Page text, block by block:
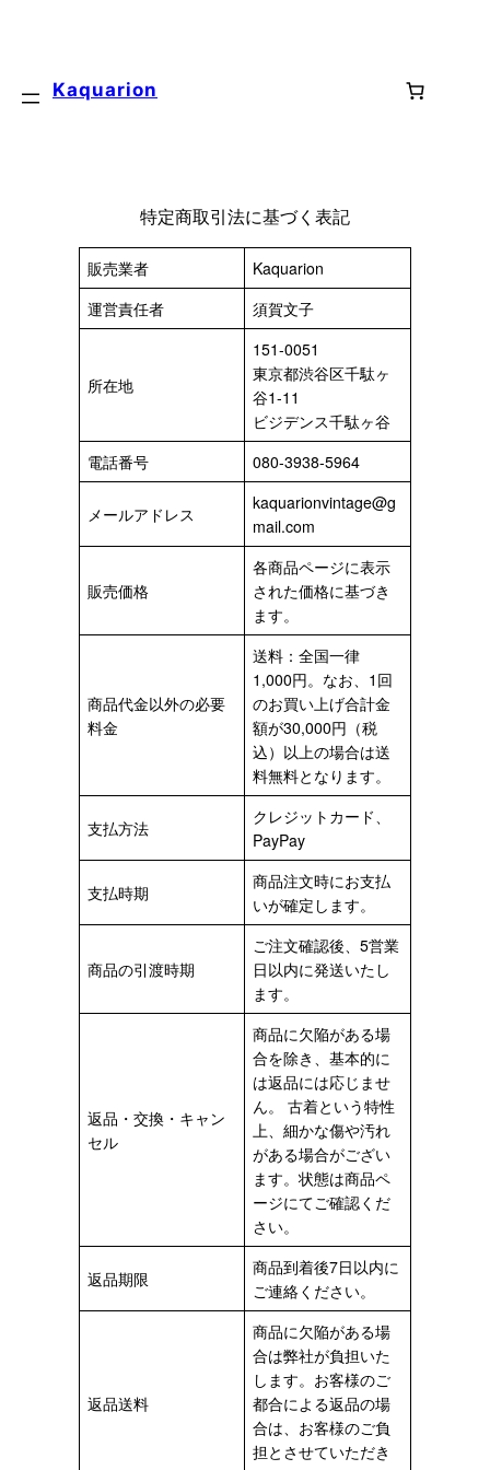
ス
Kaquarion
特定商取引法に基づく表記
販売業者
Kaquarion
運営責任者
須賀文子
所在地
151-0051
東京都渋谷区千駄ヶ
谷1-11
ビジデンス千駄ヶ谷
電話番号
080-3938-5964
メールアドレス
kaquarionvintage@g
mail.com
販売価格
各商品ページに表示
された価格に基づき
ます。
商品代金以外の必要
料金
送料：全国一律
1,000円。なお、1回
のお買い上げ合計金
額が30,000円（税
込）以上の場合は送
料無料となります。
支払方法
クレジットカード、
PayPay
支払時期
商品注文時にお支払
いが確定します。
商品の引渡時期
ご注文確認後、5営業
日以内に発送いたし
ます。
返品・交換・キャン
セル
商品に欠陥がある場
合を除き、基本的に
は返品には応じませ
ん。 古着という特性
上、細かな傷や汚れ
がある場合がござい
ます。状態は商品ペ
ージにてご確認くだ
さい。
返品期限
商品到着後7日以内に
ご連絡ください。
返品送料
商品に欠陥がある場
合は弊社が負担いた
します。お客様のご
都合による返品の場
合は、お客様のご負
担とさせていただき